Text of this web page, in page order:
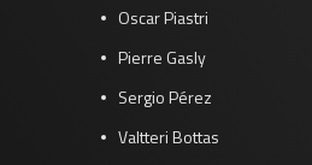
Oscar Piastri
Pierre Gasly
Sergio Pérez
Valtteri Bottas